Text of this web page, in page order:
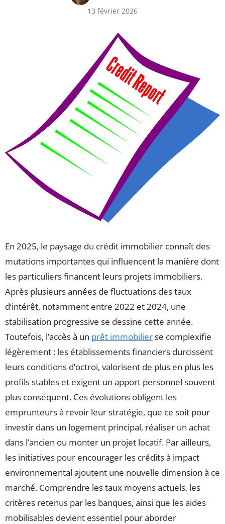
13 février 2026
En 2025, le paysage du crédit immobilier connaît des
mutations importantes qui influencent la manière dont
les particuliers financent leurs projets immobiliers.
Après plusieurs années de fluctuations des taux
d’intérêt, notamment entre 2022 et 2024, une
stabilisation progressive se dessine cette année.
Toutefois, l’accès à un prêt immobilierse complexifie
légèrement : les établissements financiers durcissent
leurs conditions d’octroi, valorisent de plus en plus les
profils stables et exigent un apport personnel souvent
plus conséquent. Ces évolutions obligent les
emprunteurs à revoir leur stratégie, que ce soit pour
investir dans un logement principal, réaliser un achat
dans l’ancien ou monter un projet locatif. Par ailleurs,
les initiatives pour encourager les crédits à impact
environnemental ajoutent une nouvelle dimension à ce
marché. Comprendre les taux moyens actuels, les
critères retenus par les banques, ainsi que les aides
mobilisables devient essentiel pour aborder